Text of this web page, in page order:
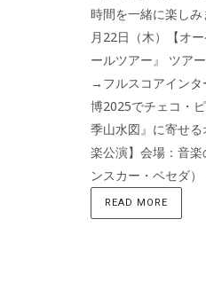
時間を一緒に楽し
月22日（木）【オ
ールツアー』 ツア
→フルスコアイン
博2025でチェコ・
季山水図』に寄せ
楽公演】会場：音
ンスカー・ベセダ
READ MORE